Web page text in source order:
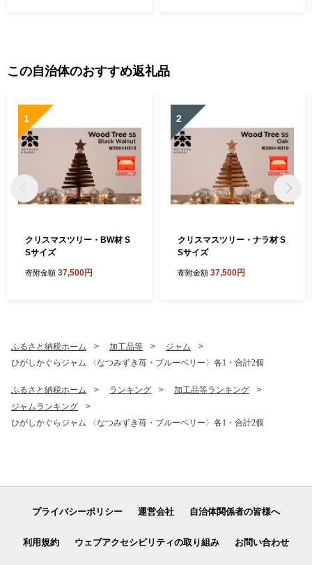
この自治体のおすすめ返礼品
1
クリスマスツリー・BW材 S
Sサイズ
寄附金額 37,500円
2
クリスマスツリー・ナラ材 S
Sサイズ
寄附金額 37,500円
ふるさと納税ホーム 加工品等
ジャム
ひがしかぐらジャム 〈なつみずき苺・ブルーベリー〉各1・合計2個
ふるさと納税ホーム ランキング
加工品等ランキング
ジャムランキング
ひがしかぐらジャム 〈なつみずき苺・ブルーベリー〉各1・合計2個
プライバシーポリシー 運営会社 自治体関係者の皆様へ
利用規約 ウェブアクセシビリティの取り組み お問い合わせ